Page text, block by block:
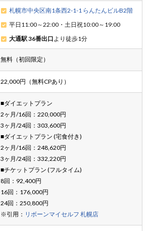
札幌市中央区南1条西2-1-1 らんたんビルB2階
平日11:00～22:00・土日祝10:00～19:00
大通駅 36番出口 より徒歩1分
無料（初回限定）
22,000円（無料CPあり）
■ダイエットプラン
2ヶ月/16回：220,000円
3ヶ月/24回：303,600円
■ダイエットプラン (宅食付き)
2ヶ月/16回：248,620円
3ヶ月/24回：332,220円
■チケットプラン (フルタイム)
8回：92,400円
16回：176,000円
24回：250,800円
※引用： リボーンマイセルフ 札幌店